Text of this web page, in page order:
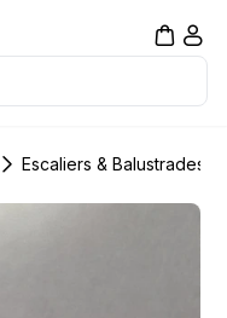
Escaliers & Balustrades